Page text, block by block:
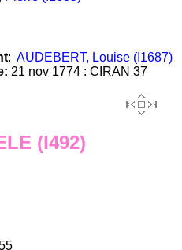
: AUDEBERT, Louise (I1687)
21 nov 1774 : CIRAN 37
(I492)